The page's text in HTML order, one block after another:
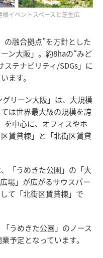
イベントスペースと芝生広
の融合拠点”を方針とした
ン大阪」。約8haの“みど
ステナビリティ/SDGs」に
ます。
リーン大阪」は、大規模
は世界最大級の規模を誇
を中心に、オフィスやホ
賃貸棟」と「北街区賃貸
「うめきた公園」の「大
場」が広がるサウスパー
て「北街区賃貸棟」で
うめきた公園」のノース
予定となっています。